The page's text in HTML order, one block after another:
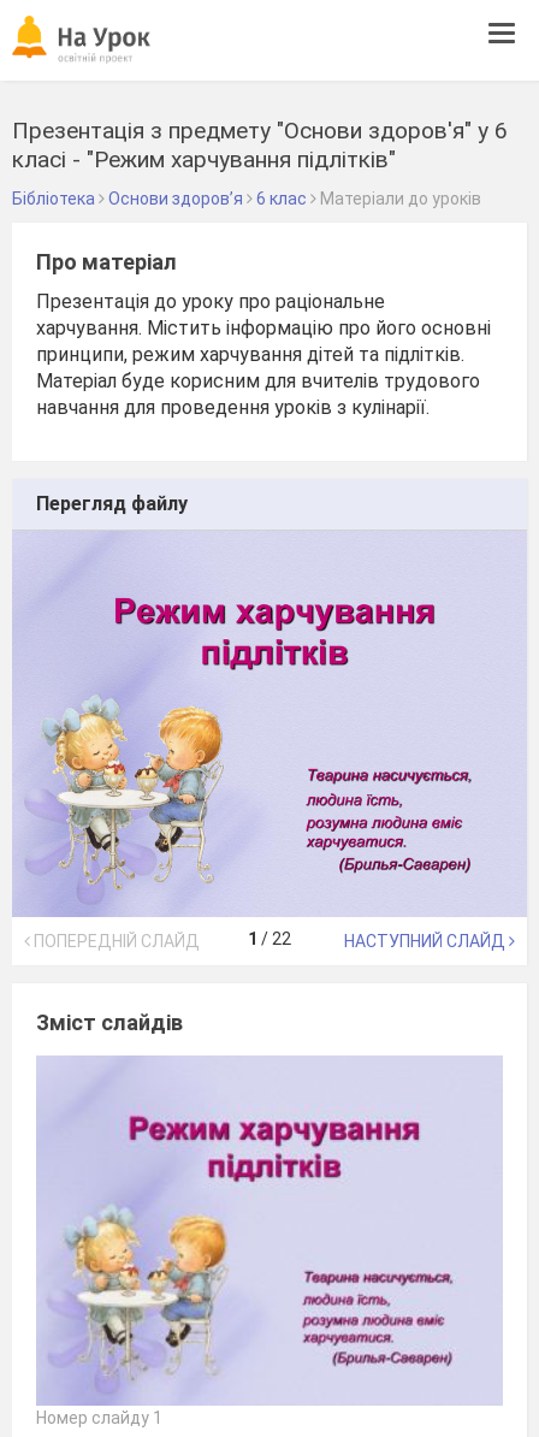
Презентація з предмету "Основи здоров'я" у 6
класі - "Режим харчування підлітків"
Бібліотека Основи здоров’я 6 клас Матеріали до уроків
Про матеріал
Презентація до уроку про раціональне
харчування. Містить інформацію про його основні
принципи, режим харчування дітей та підлітків.
Матеріал буде корисним для вчителів трудового
навчання для проведення уроків з кулінарії.
Перегляд файлу
ПОПЕРЕДНІЙ СЛАЙД 1 / 22 НАСТУПНИЙ СЛАЙД
Зміст слайдів
Номер слайду 1